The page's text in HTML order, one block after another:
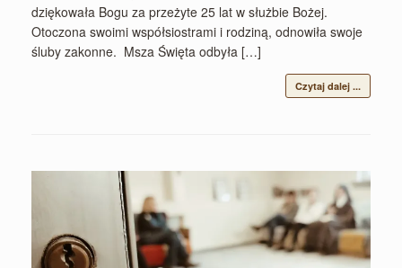
dziękowała Bogu za przeżyte 25 lat w służbie Bożej.
Otoczona swoimi współsiostrami i rodziną, odnowiła swoje
śluby zakonne. Msza Święta odbyła […]
Czytaj dalej ...